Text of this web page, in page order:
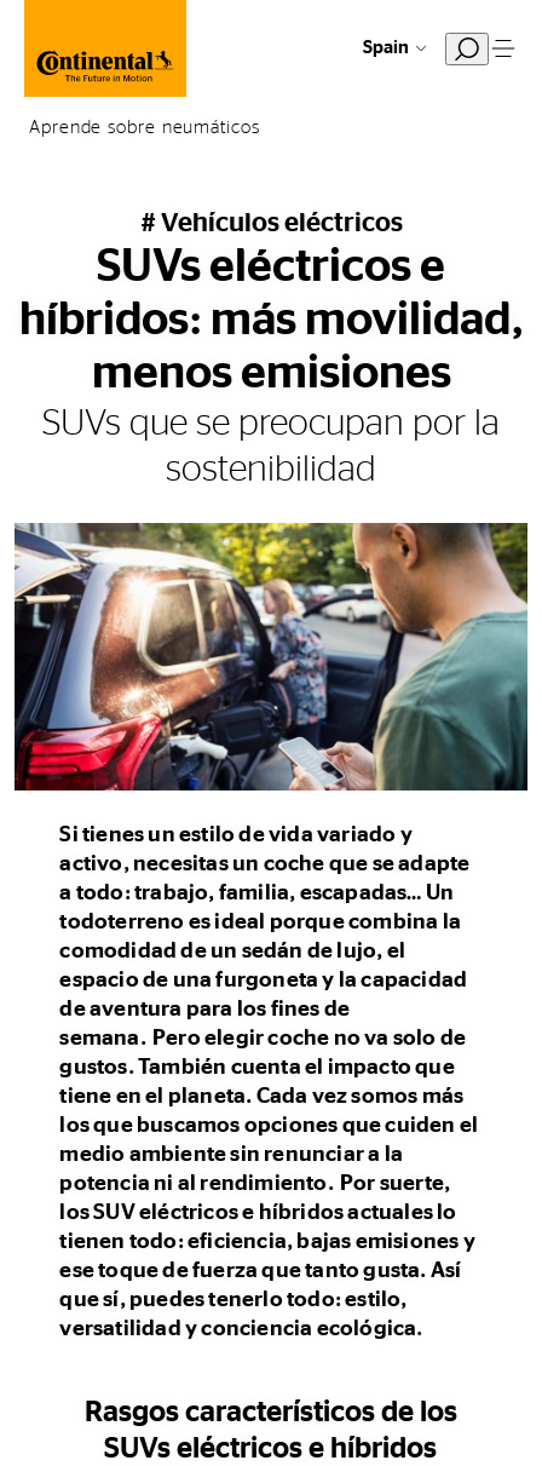
Spain
Aprende sobre neumáticos
# Vehículos eléctricos
SUVs eléctricos e
híbridos: más movilidad,
menos emisiones
SUVs que se preocupan por la
sostenibilidad
Si tienes un estilo de vida variado y
activo, necesitas un coche que se adapte
a todo: trabajo, familia, escapadas… Un
todoterreno es ideal porque combina la
comodidad de un sedán de lujo, el
espacio de una furgoneta y la capacidad
de aventura para los fines de
semana. Pero elegir coche no va solo de
gustos. También cuenta el impacto que
tiene en el planeta. Cada vez somos más
los que buscamos opciones que cuiden el
medio ambiente sin renunciar a la
potencia ni al rendimiento. Por suerte,
los SUV eléctricos e híbridos actuales lo
tienen todo: eficiencia, bajas emisiones y
ese toque de fuerza que tanto gusta. Así
que sí, puedes tenerlo todo: estilo,
versatilidad y conciencia ecológica.
Rasgos característicos de los
SUVs eléctricos e híbridos